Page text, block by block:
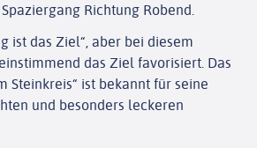
Richtung Robend.
ist das Ziel“, aber bei diesem
das Ziel favorisiert. Das
Steinkreis“ ist bekannt für seine
und besonders leckeren